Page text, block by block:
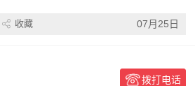
收藏 07月25日
拨打电话